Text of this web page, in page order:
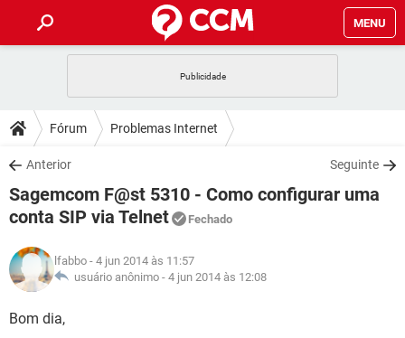
MENU
CELULAR FACEBOOK
OUTLOOK
INSTAGRAM GMAIL
GUIA DE COMPRAS
DICAS
JOGOS WHATSAPP
OUTLOOK
GUIA DE COMPRAS
DOWNLOADS
JOGOS WHATSAPP
CELULAR FACEBOOK
OUTLOOK
INSTAGRAM
GUIA DE COMPRAS
FÓRUM
CELULAR FACEBOOK
GLOSSÁRIO
JOGOS
CELULAR
Fórum Problemas Internet
Anterior Seguinte
Sagemcom F@st 5310 - Como configurar uma
conta SIP via Telnet
Fechado
lfabbo - 4 jun 2014 às 11:57
usuário anônimo - 4 jun 2014 às 12:08
Bom dia,